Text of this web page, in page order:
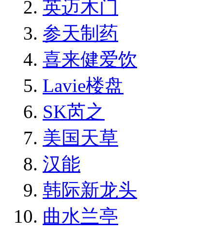
英迈木门
参天制药
喜来健爱饮
Lavie楼盘
SK芮之
美国天草
汉能
韩际新龙头
曲水兰亭